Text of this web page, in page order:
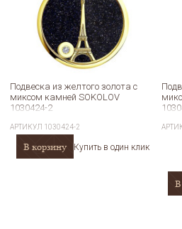
Подвеска из желтого золота с
миксом камней SOKOLOV
1030424-2
АРТИКУЛ 1030424-2
В корзину Купить в один клик
В